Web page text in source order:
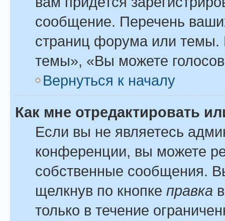
сообщение. Перечень
страниц форума или
темы», «Вы можете
Вернуться к началу
Как мне отредактировать
Если вы не являетесь
конференции, вы можете
собственные сообщения.
щелкнув по кнопке правка
только в течение